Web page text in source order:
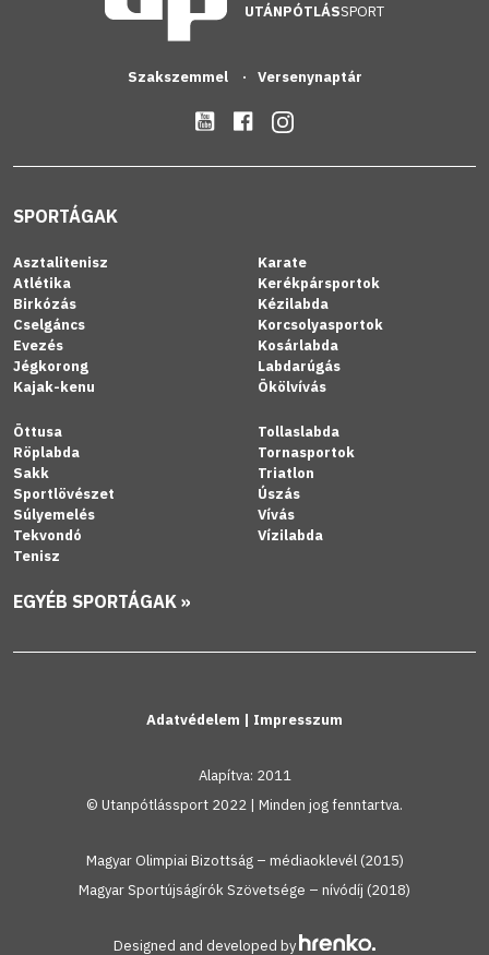
UTÁNPÓTLÁSSPORT
Szakszemmel Versenynaptár
SPORTÁGAK
Asztalitenisz
Atlétika
Birkózás
Cselgáncs
Evezés
Jégkorong
Kajak-kenu
Karate
Kerékpársportok
Kézilabda
Korcsolyasportok
Kosárlabda
Labdarúgás
Ökölvívás
Öttusa
Röplabda
Sakk
Sportlövészet
Súlyemelés
Tekvondó
Tenisz
Tollaslabda
Tornasportok
Triatlon
Úszás
Vívás
Vízilabda
EGYÉB SPORTÁGAK »
Adatvédelem | Impresszum
Alapítva: 2011
© Utanpótlássport 2022 | Minden jog fenntartva.
Magyar Olimpiai Bizottság – médiaoklevél (2015)
Magyar Sportújságírók Szövetsége – nívódíj (2018)
Designed and developed by